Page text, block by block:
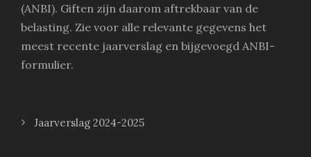
(ANBI). Giften zijn daarom aftrekbaar van de
belasting. Zie voor alle relevante gegevens het
meest recente jaarverslag en bijgevoegd ANBI-
formulier.
Jaarverslag 2024-2025